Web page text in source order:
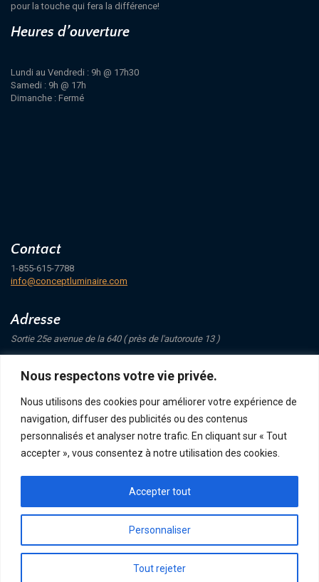
Nous respectons votre vie privée.
Nous utilisons des cookies pour améliorer votre expérience de
navigation, diffuser des publicités ou des contenus
personnalisés et analyser notre trafic. En cliquant sur « Tout
accepter », vous consentez à notre utilisation des cookies.
Personnaliser
Tout rejeter
Accepter tout
pour la touche qui fera la différence!
Heures d’ouverture
Lundi au Vendredi : 9h @ 17h30
Samedi : 9h @ 17h
Dimanche : Fermé
Contact
1-855-615-7788
info@conceptluminaire.com
Adresse
Sortie 25e avenue de la 640 ( près de l'autoroute 13 )
Saint-Eustache
Suivez-nous
POLITIQUE DE CONFIDENTIALITÉ
CONCEPT LUMINAIRE - TOUS DROITS RÉSERVÉS © 2026